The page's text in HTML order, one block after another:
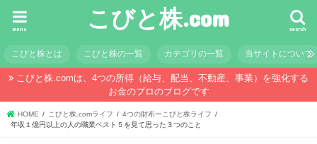
こびと株.com search
menu
こびと株とは こびと株の一覧 カテゴリの一覧 当サイトについて
こびと株.comは、4つの所得（給与、配当、不動産、事業）を強化する
お金のプロのブログです
HOME こびと株.comライフ
4つの財布ーこびと株ライフ
年収１億円以上の人の職業ベスト５を見て思った３つのこと